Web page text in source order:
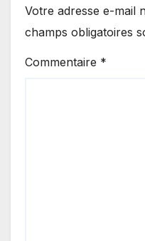
Votre adresse e-mail
champs obligatoires
Commentaire *